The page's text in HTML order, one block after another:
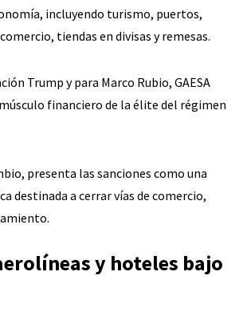
incluyendo turismo, puertos,
tiendas en divisas y remesas.
Trump y para Marco Rubio, GAESA
financiero de la élite del régimen
presenta las sanciones como una
destinada a cerrar vías de comercio,
y hoteles bajo